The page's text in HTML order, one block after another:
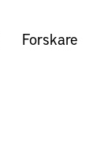
Forskare